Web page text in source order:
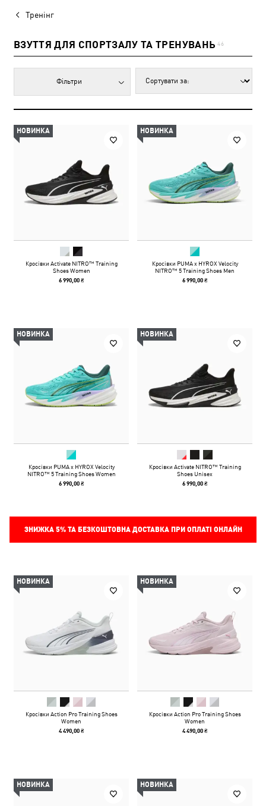
Тренінг
ВЗУТТЯ ДЛЯ СПОРТЗАЛУ ТА ТРЕНУВАНЬ 46
Фільтри
НОВИНКА
Кросівки Activate NITRO™ Training
Shoes Women
6 990,00 ₴
НОВИНКА
Кросівки PUMA x HYROX Velocity
NITRO™ 5 Training Shoes Men
6 990,00 ₴
НОВИНКА
Кросівки PUMA x HYROX Velocity
NITRO™ 5 Training Shoes Women
6 990,00 ₴
НОВИНКА
Кросівки Activate NITRO™ Training
Shoes Unisex
6 990,00 ₴
ЗНИЖКА 5%ТА БЕЗКОШТОВНА ДОСТАВКА ПРИ ОПЛАТІ ОНЛАЙН
НОВИНКА
Кросівки Action Pro Training Shoes
Women
4 490,00 ₴
НОВИНКА
Кросівки Action Pro Training Shoes
Women
4 490,00 ₴
НОВИНКА НОВИНКА